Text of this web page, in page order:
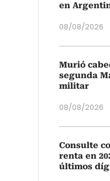
en
08/08/2026
Murió
segunda
militar
08/08/2026
Consulte
renta en
últimos